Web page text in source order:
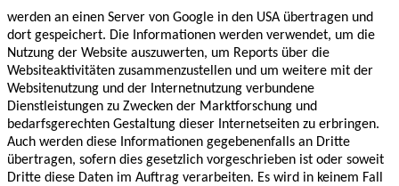
werden an einen Server von Google in den USA übertragen und
dort gespeichert. Die Informationen werden verwendet, um die
Nutzung der Website auszuwerten, um Reports über die
Websiteaktivitäten zusammenzustellen und um weitere mit der
Websitenutzung und der Internetnutzung verbundene
Dienstleistungen zu Zwecken der Marktforschung und
bedarfsgerechten Gestaltung dieser Internetseiten zu erbringen.
Auch werden diese Informationen gegebenenfalls an Dritte
übertragen, sofern dies gesetzlich vorgeschrieben ist oder soweit
Dritte diese Daten im Auftrag verarbeiten. Es wird in keinem Fall